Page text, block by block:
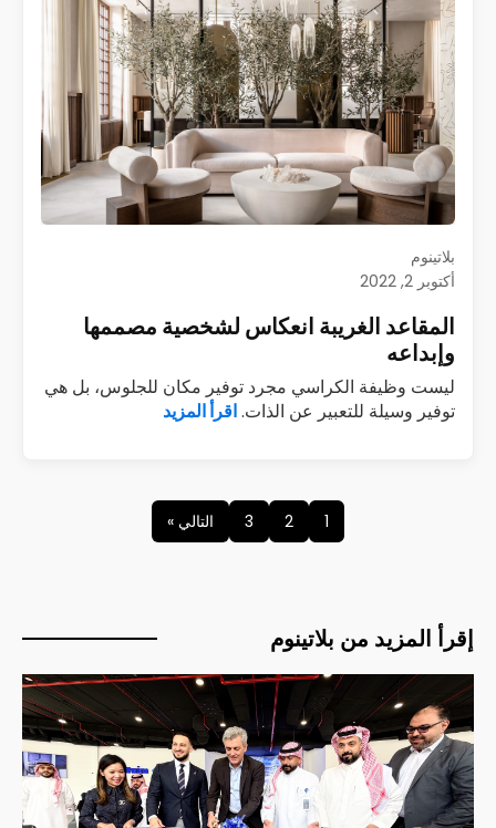
بلاتينوم
أكتوبر 2, 2022
المقاعد الغريبة انعكاس لشخصية مصممها
وإبداعه
ليست وظيفة الكراسي مجرد توفير مكان للجلوس، بل هي
توفير وسيلة للتعبير عن الذات.اقرأ المزيد
1
2
3 التالي »
إقرأ المزيد من بلاتينوم